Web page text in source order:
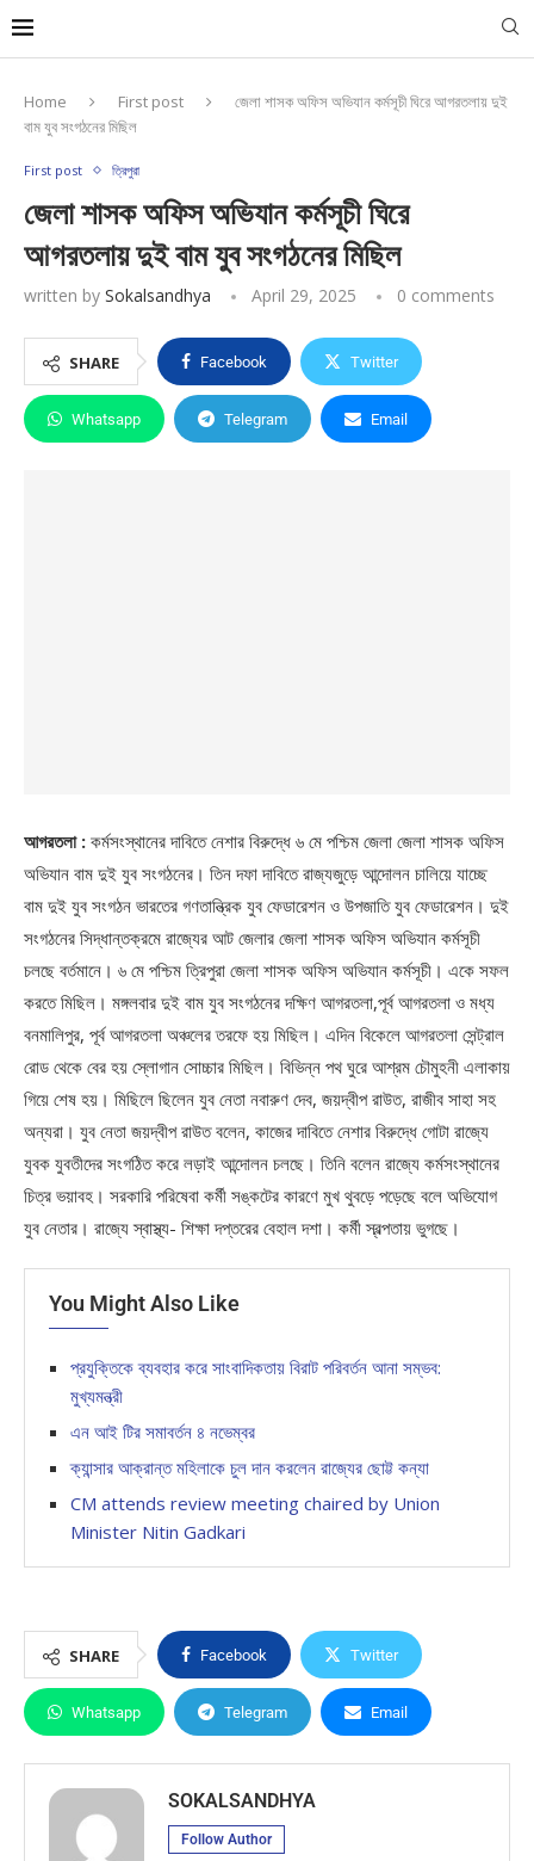
Home First post
জেলা শাসক অফিস অভিযান কর্মসূচী ঘিরে আগরতলায় দুই
বাম যুব সংগঠনের মিছিল
First post ত্রিপুরা
জেলা শাসক অফিস অভিযান কর্মসূচী ঘিরে
আগরতলায় দুই বাম যুব সংগঠনের মিছিল
written by Sokalsandhya April 29, 2025 0 comments
SHARE Facebook Twitter
Whatsapp Telegram Email
আগরতলা : কর্মসংস্থানের দাবিতে নেশার বিরুদ্ধে ৬ মে পশ্চিম জেলা জেলা শাসক অফিস
অভিযান বাম দুই যুব সংগঠনের। তিন দফা দাবিতে রাজ্যজুড়ে আন্দোলন চালিয়ে যাচ্ছে
বাম দুই যুব সংগঠন ভারতের গণতান্ত্রিক যুব ফেডারেশন ও উপজাতি যুব ফেডারেশন। দুই
সংগঠনের সিদ্ধান্তক্রমে রাজ্যের আট জেলার জেলা শাসক অফিস অভিযান কর্মসূচী
চলছে বর্তমানে। ৬ মে পশ্চিম ত্রিপুরা জেলা শাসক অফিস অভিযান কর্মসূচী। একে সফল
করতে মিছিল। মঙ্গলবার দুই বাম যুব সংগঠনের দক্ষিণ আগরতলা,পূর্ব আগরতলা ও মধ্য
বনমালিপুর, পূর্ব আগরতলা অঞ্চলের তরফে হয় মিছিল। এদিন বিকেলে আগরতলা সেন্ট্রাল
রোড থেকে বের হয় স্লোগান সোচ্চার মিছিল। বিভিন্ন পথ ঘুরে আশ্রম চৌমুহনী এলাকায়
গিয়ে শেষ হয়। মিছিলে ছিলেন যুব নেতা নবারুণ দেব, জয়দ্বীপ রাউত, রাজীব সাহা সহ
অন্যরা। যুব নেতা জয়দ্বীপ রাউত বলেন, কাজের দাবিতে নেশার বিরুদ্ধে গোটা রাজ্যে
যুবক যুবতীদের সংগঠিত করে লড়াই আন্দোলন চলছে। তিনি বলেন রাজ্যে কর্মসংস্থানের
চিত্র ভয়াবহ। সরকারি পরিষেবা কর্মী সঙ্কটের কারণে মুখ থুবড়ে পড়েছে বলে অভিযোগ
যুব নেতার। রাজ্যে স্বাস্থ্য- শিক্ষা দপ্তরের বেহাল দশা। কর্মী স্বল্পতায় ভুগছে।
You Might Also Like
প্রযুক্তিকে ব্যবহার করে সাংবাদিকতায় বিরাট পরিবর্তন আনা সম্ভব:
মুখ্যমন্ত্রী
এন আই টির সমাবর্তন ৪ নভেম্বর
ক্যান্সার আক্রান্ত মহিলাকে চুল দান করলেন রাজ্যের ছোট্ট কন্যা
CM attends review meeting chaired by Union
Minister Nitin Gadkari
SHARE Facebook Twitter
Whatsapp Telegram Email
SOKALSANDHYA
Follow Author